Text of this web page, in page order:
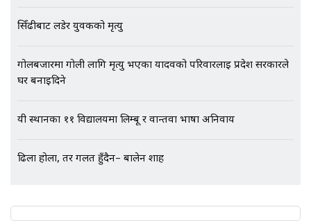
अर्ब बढी घुस!|| SIDHAKURA ||
गायब || Everest Hospital
सिँढीबाट लडेर युवकको मृत्यु
गोलबजारमा गोली लागि मृत्यु भएका यादवको परिवारलाई प्रदेश सरकारले
घर बनाइदिने
यी स्थानका ११ विद्यालयमा लिम्बू र वान्तवा भाषा अनिवार्य
ढिला होला, तर गलत हुँदैन– बालेन शाह